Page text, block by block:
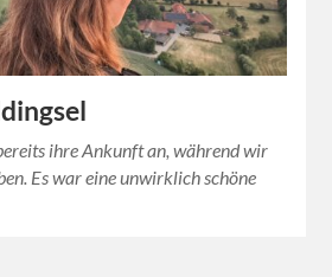
ihre Ankunft an, während wir
Es war eine unwirklich schöne